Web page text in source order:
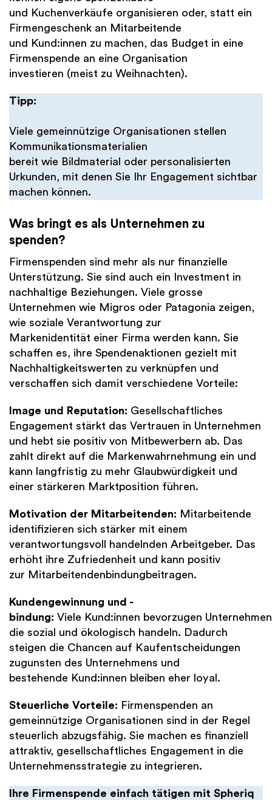
und Kuchenverkäufe organisieren oder, statt ein
Firmengeschenk an Mitarbeitende
und Kund:innen zu machen, das Budget in eine
Firmenspende an eine Organisation
investieren (meist zu Weihnachten).
Tipp:
Viele gemeinnützige Organisationen stellen
Kommunikationsmaterialien
bereit wie Bildmaterial oder personalisierten
Urkunden, mit denen Sie Ihr Engagement sichtbar
machen können.
Was bringt es als Unternehmen zu
spenden?
Firmenspenden sind mehr als nur finanzielle
Unterstützung. Sie sind auch ein Investment in
nachhaltige Beziehungen. Viele grosse
Unternehmen wie Migros oder Patagonia zeigen,
wie soziale Verantwortung zur
Markenidentität einer Firma werden kann. Sie
schaffen es, ihre Spendenaktionen gezielt mit
Nachhaltigkeitswerten zu verknüpfen und
verschaffen sich damit verschiedene Vorteile:
Image und Reputation: Gesellschaftliches
Engagement stärkt das Vertrauen in Unternehmen
und hebt sie positiv von Mitbewerbern ab. Das
zahlt direkt auf die Markenwahrnehmung ein und
kann langfristig zu mehr Glaubwürdigkeit und
einer stärkeren Marktposition führen.
Motivation der Mitarbeitenden: Mitarbeitende
identifizieren sich stärker mit einem
verantwortungsvoll handelnden Arbeitgeber. Das
erhöht ihre Zufriedenheit und kann positiv
zur Mitarbeitendenbindungbeitragen.
Kundengewinnung und -
bindung: Viele Kund:innen bevorzugen
die sozial und ökologisch handeln. Dadurch
steigen die Chancen auf Kaufentscheidungen
zugunsten des Unternehmens und
bestehende Kund:innen bleiben eher loyal.
Steuerliche Vorteile: Firmenspenden an
gemeinnützige Organisationen sind in der Regel
steuerlich abzugsfähig. Sie machen es finanziell
attraktiv, gesellschaftliches Engagement in die
Unternehmensstrategie zu integrieren.
Ihre Firmenspende einfach tätigen mit Spheriq